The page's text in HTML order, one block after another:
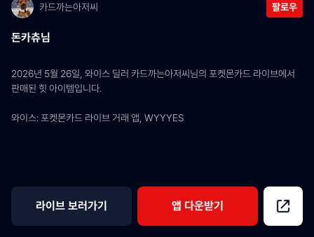
카드까는아저씨 팔로우
돈카츄님
2026년 5월 26일, 와이스 딜러 카드까는아저씨님의 포켓몬카드 라이브에서
판매된 힛 아이템입니다.
와이스: 포켓몬카드 라이브 거래 앱, WYYYES
라이브 보러가기 앱 다운받기